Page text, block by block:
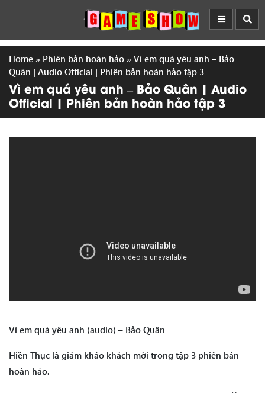
Home » Phiên bản hoàn hảo » Vì em quá yêu anh – Bảo
Quân | Audio Official | Phiên bản hoàn hảo tập 3
Vì em quá yêu anh – Bảo Quân | Audio
Official | Phiên bản hoàn hảo tập 3
Vì em quá yêu anh (audio) – Bảo Quân
Hiền Thục là giám khảo khách mời trong tập 3 phiên bản
hoàn hảo.